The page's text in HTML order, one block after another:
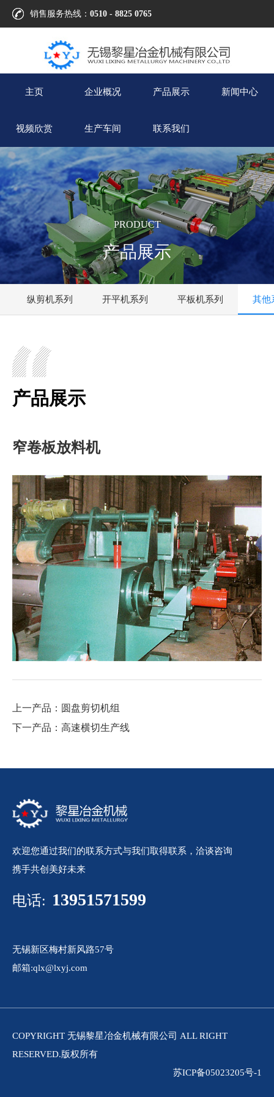
销售服务热线： 0510 - 8825 0765
主页 企业概况 产品展示 新闻中心
视频欣赏 生产车间 联系我们
PRODUCT
产品展示
纵剪机系列 开平机系列 平板机系列 其他
产品展示
窄卷板放料机
上一产品：圆盘剪切机组
下一产品：高速横切生产线
欢迎您通过我们的联系方式与我们取得联系，洽谈咨询
携手共创美好未来
电话: 13951571599
无锡新区梅村新风路57号
邮箱:qlx@lxyj.com
COPYRIGHT 无锡黎星冶金机械有限公司 ALL RIGHT
RESERVED.版权所有
苏ICP备05023205号-1